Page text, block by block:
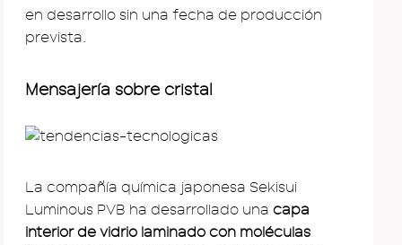
en desarrollo sin una fecha de producción
prevista.
Mensajería sobre cristal
La compañía química japonesa Sekisui
Luminous PVB ha desarrollado una capa
interior de vidrio laminado con moléculas